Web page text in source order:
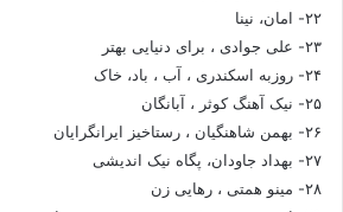
۲۲- امان، نینا
۲۳- علی جوادی ، برای دنیایی بهتر
۲۴- روزبه اسکندری ، آب ، باد، خاک
۲۵- نیک آهنگ کوثر ، آبانگان
۲۶- بهمن شاهنگیان ، رستاخیز ایرانگرایان
۲۷- بهداد جاودان، پگاه نیک اندیشی
۲۸- مینو همتی ، رهایی زن